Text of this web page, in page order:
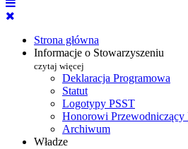
Strona główna
Informacje o Stowarzyszeniu
czytaj więcej
Deklaracja Programowa
Statut
Logotypy PSST
Honorowi Przewodniczący
Archiwum
Władze